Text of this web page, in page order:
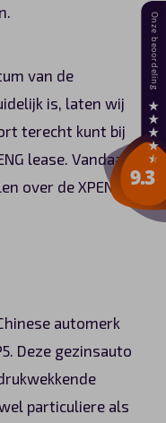
van de
is, laten wij
terecht kunt bij
lease. Vandaar
over de XPENG
automerk
Deze gezinsauto
particuliere als